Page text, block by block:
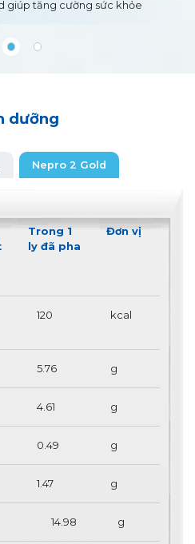
giúp tăng cường sức khỏe
dưỡng
Trong 1
ly đã pha
Đơn vị
120 kcal
5.76 g
4.61 g
0.49 g
1.47 g
14.98 g
Nepro 2 Gold